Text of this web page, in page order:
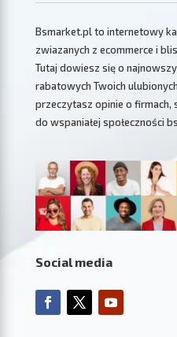
Bsmarket.pl to internetowy
zwiazanych z ecommerce i
Tutaj dowiesz się o
rabatowych Twoich
przeczytasz opinie o firmach,
do wspaniałej społeczności
Social media